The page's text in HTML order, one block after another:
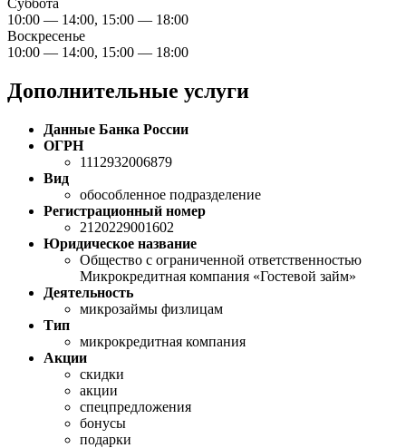
Суббота
10:00 — 14:00, 15:00 — 18:00
Воскресенье
10:00 — 14:00, 15:00 — 18:00
Дополнительные услуги
Данные Банка России
ОГРН
1112932006879
Вид
обособленное подразделение
Регистрационный номер
2120229001602
Юридическое название
Общество с ограниченной ответственностью
Микрокредитная компания «Гостевой займ»
Деятельность
микрозаймы физлицам
Тип
микрокредитная компания
Акции
скидки
акции
спецпредложения
бонусы
подарки